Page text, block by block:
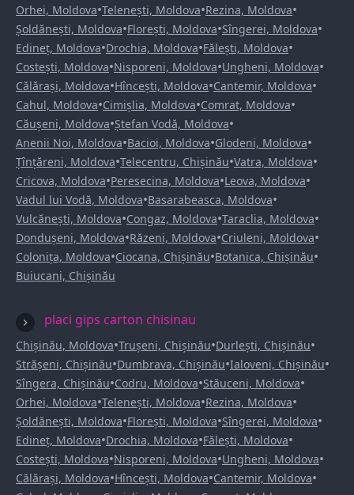
Orhei, Moldova•Telenești, Moldova•Rezina, Moldova•
Șoldănești, Moldova•Florești, Moldova•Sîngerei, Moldova•
Edineț, Moldova•Drochia, Moldova•Fălești, Moldova•
Costești, Moldova•Nisporeni, Moldova•Ungheni, Moldova•
Călărași, Moldova•Hîncești, Moldova•Cantemir, Moldova•
Cahul, Moldova•Cimișlia, Moldova•Comrat, Moldova•
Căușeni, Moldova•Ștefan Vodă, Moldova•
Anenii Noi, Moldova•Bacioi, Moldova•Glodeni, Moldova•
Țînțăreni, Moldova•Telecentru, Chișinău•Vatra, Moldova•
Cricova, Moldova•Peresecina, Moldova•Leova, Moldova•
Vadul lui Vodă, Moldova•Basarabeasca, Moldova•
Vulcănești, Moldova•Congaz, Moldova•Taraclia, Moldova•
Dondușeni, Moldova•Răzeni, Moldova•Criuleni, Moldova•
Colonița, Moldova•Ciocana, Chișinău•Botanica, Chișinău•
Buiucani, Chișinău
placi gips carton chisinau
Chișinău, Moldova•Trușeni, Chișinău•Durlești, Chișinău•
Strășeni, Chișinău•Dumbrava, Chișinău•Ialoveni, Chișinău•
Sîngera, Chișinău•Codru, Moldova•Stăuceni, Moldova•
Orhei, Moldova•Telenești, Moldova•Rezina, Moldova•
Șoldănești, Moldova•Florești, Moldova•Sîngerei, Moldova•
Edineț, Moldova•Drochia, Moldova•Fălești, Moldova•
Costești, Moldova•Nisporeni, Moldova•Ungheni, Moldova•
Călărași, Moldova•Hîncești, Moldova•Cantemir, Moldova•